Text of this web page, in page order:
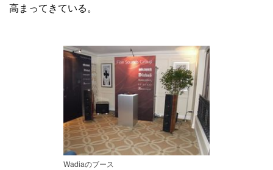
高まってきている。
Wadiaのブース